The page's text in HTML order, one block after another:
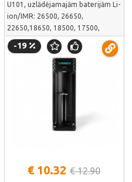
U101, uzlādējamajām baterijām Li-
ion/IMR: 26500, 26650,
22650,18650, 18500, 17500,
17355, 16340,14500,10440; un Ni-
MH/Cd: AAAA, AAA, AA, A, SC, C |
-19
€ 10.32 € 12.90